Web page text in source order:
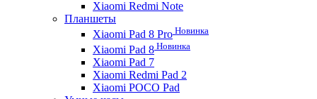
Xiaomi Redmi Note
Планшеты
Xiaomi Pad 8 Pro Новинка
Xiaomi Pad 8 Новинка
Xiaomi Pad 7
Xiaomi Redmi Pad 2
Xiaomi POCO Pad